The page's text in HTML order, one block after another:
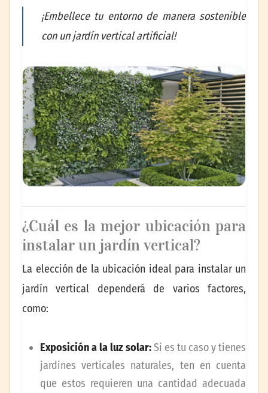
¡Embellece tu entorno de manera sostenible
con un jardín vertical artificial!
¿Cuál es la mejor ubicación para
instalar un jardín vertical?
La elección de la ubicación ideal para instalar un
jardín vertical dependerá de varios factores,
como:
Exposición a la luz solar:Si es tu caso y tienes
jardines verticales naturales, ten en cuenta
que estos requieren una cantidad adecuada